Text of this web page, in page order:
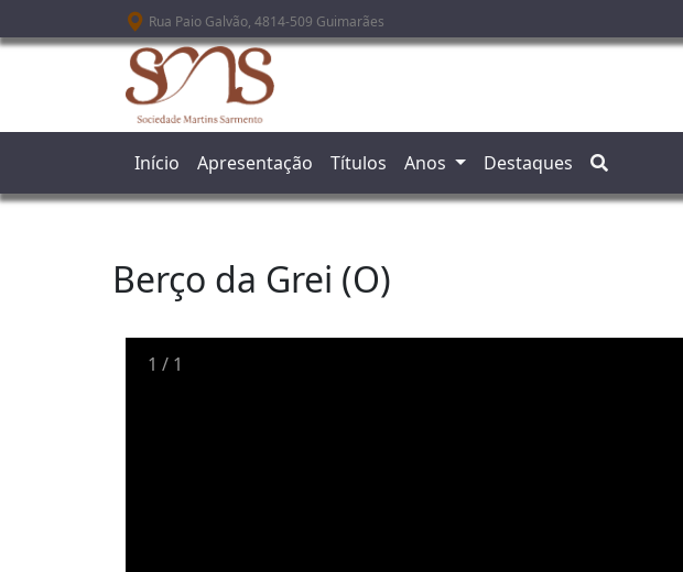
Passar para o conteúdo principal
Rua Paio Galvão, 4814-509 Guimarães
Início Apresentação Títulos Anos Destaques
Berço da Grei (O)
1 / 1